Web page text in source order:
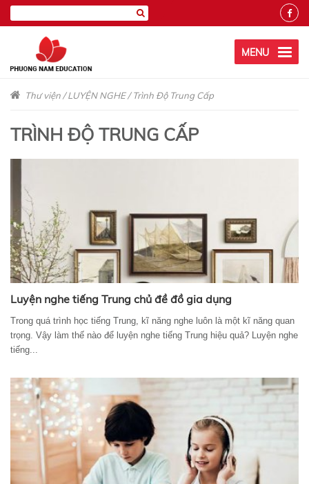
MENU
Thư viện/LUYỆN NGHE/Trình Độ Trung Cấp
TRÌNH ĐỘ TRUNG CẤP
Luyện nghe tiếng Trung chủ đề đồ gia dụng
Trong quá trình học tiếng Trung, kĩ năng nghe luôn là một kĩ năng quan
trọng. Vậy làm thế nào để luyện nghe tiếng Trung hiệu quả? Luyện nghe
tiếng...